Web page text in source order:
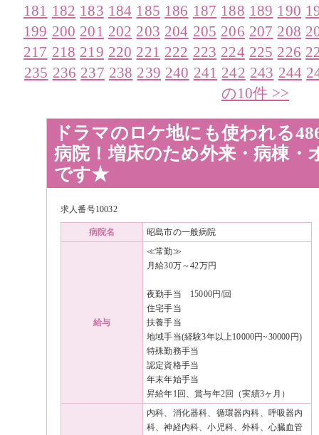
181 182 183 184 185 186 187 188 189 190
199 200 201 202 203 204 205 206 207 208
217 218 219 220 221 222 223 224 225 226
235 236 237 238 239 240 241 242 243 244
の10件 >>
ドラマのロケ地にも使われる
病院！増床のため外来・病棟・
です★
求人番号10032
病院名 昭島市の一般病院
給与
≪常勤≫
月給30万～42万円
夜勤手当 15000円/回
住宅手当
扶養手当
地域手当(経験3年以上10000円~30000円)
特殊勤務手当
認定資格手当
年末年始手当
昇給年1回、賞与年2回（実績3ヶ月）
内科、消化器科、循環器内科、呼吸器内
科、神経内科、小児科、外科、心臓血管